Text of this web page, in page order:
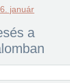
január
a